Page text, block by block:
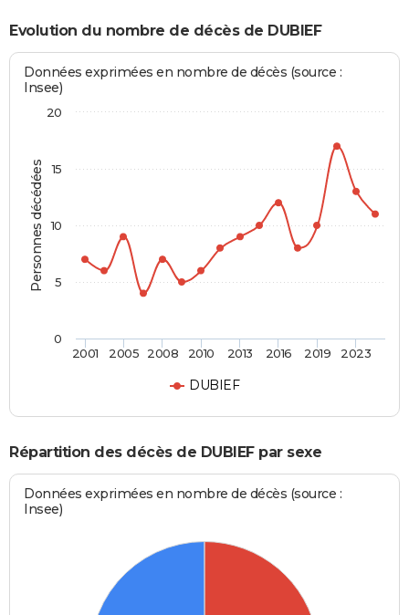
Evolution du nombre de décès de DUBIEF
Personnes décédées
Données exprimées en nombre de décès (source :
Insee)
DUBIEF
2001 2005 2008 2010 2013 2016 2019 2023
0
5
10
15
20
Répartition des décès de DUBIEF par sexe
Données exprimées en nombre de décès (source :
Insee)